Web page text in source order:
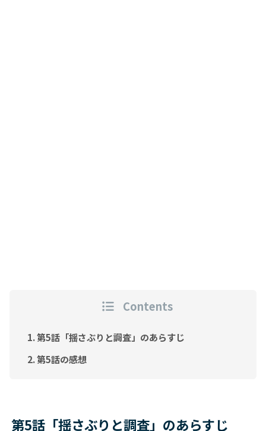
Contents
第5話「揺さぶりと調査」のあらすじ
第5話の感想
第5話「揺さぶりと調査」のあらすじ